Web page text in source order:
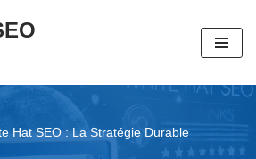
Hat SEO : La Stratégie Durable